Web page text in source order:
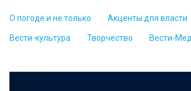
О погоде и не только Акценты для власти
Вести-культура Творчество Вести-